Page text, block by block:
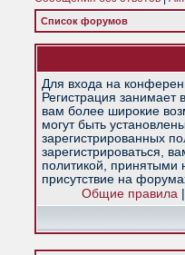
Список форумов
Для входа на
Регистрация занимает
вам более широкие
могут быть
зарегистрированных
зарегистрироваться,
политикой,
присутствие на
Общие правила|